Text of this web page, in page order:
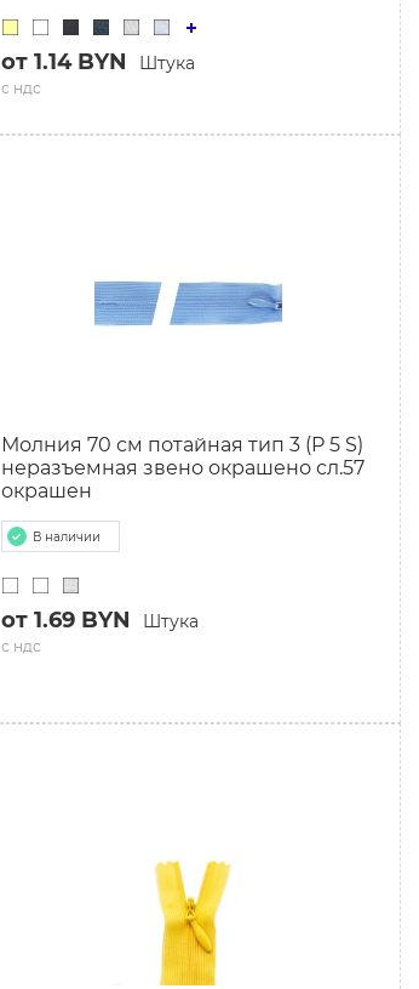
с ндс
от 1.14 BYN Штука
Молния 70 см потайная тип 3 (P 5 S)
неразъемная звено окрашено сл.57
окрашен
В наличии
с ндс
от 1.69 BYN Штука